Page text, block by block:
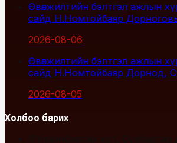
Өвөлжилтийн бэлтгэл ажлын
сайд Н.Номтойбаяр
2026-08-06
Өвөлжилтийн бэлтгэл ажлын
сайд Н.Номтойбаяр Дорнод,
2026-08-05
Холбоо барих